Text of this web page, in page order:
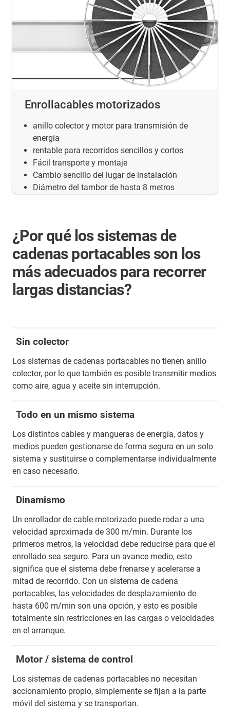
Enrollacables motorizados
anillo colector y motor para transmisión de
energía
rentable para recorridos sencillos y cortos
Fácil transporte y montaje
Cambio sencillo del lugar de instalación
Diámetro del tambor de hasta 8 metros
¿Por qué los sistemas de
cadenas portacables son los
más adecuados para recorrer
largas distancias?
Sin colector
Los sistemas de cadenas portacables no tienen anillo
colector, por lo que también es posible transmitir medios
como aire, agua y aceite sin interrupción.
Todo en un mismo sistema
Los distintos cables y mangueras de energía, datos y
medios pueden gestionarse de forma segura en un solo
sistema y sustituirse o complementarse individualmente
en caso necesario.
Dinamismo
Un enrollador de cable motorizado puede rodar a una
velocidad aproximada de 300 m/min. Durante los
primeros metros, la velocidad debe reducirse para que el
enrollado sea seguro. Para un avance medio, esto
significa que el sistema debe frenarse y acelerarse a
mitad de recorrido. Con un sistema de cadena
portacables, las velocidades de desplazamiento de
hasta 600 m/min son una opción, y esto es posible
totalmente sin restricciones en las cargas o velocidades
en el arranque.
Motor / sistema de control
Los sistemas de cadenas portacables no necesitan
accionamiento propio, simplemente se fijan a la parte
móvil del sistema y se transportan.